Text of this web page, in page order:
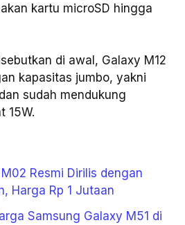
kartu microSD hingga
di awal, Galaxy M12
kapasitas jumbo, yakni
sudah mendukung
15W.
Resmi Dirilis dengan
Harga Rp 1 Jutaan
Samsung Galaxy M51 di